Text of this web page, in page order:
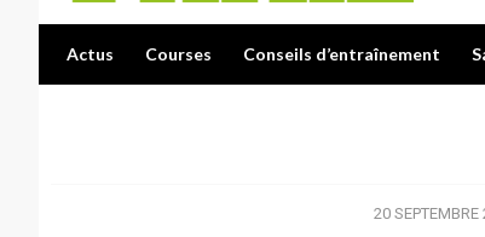
Actus Courses Conseils d’entraînement
20 SEPTEMBRE
/